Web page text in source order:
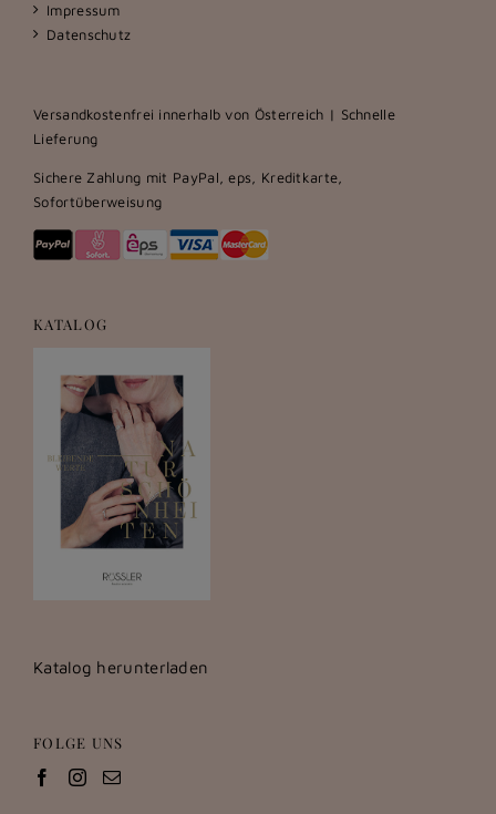
Impressum
Datenschutz
Versandkostenfrei innerhalb von Österreich | Schnelle
Lieferung
Sichere Zahlung mit PayPal, eps, Kreditkarte,
Sofortüberweisung
KATALOG
Katalog herunterladen
FOLGE UNS